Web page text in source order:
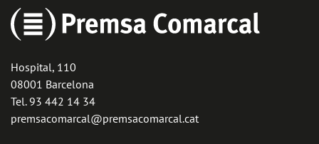
Hospital, 110
08001 Barcelona
Tel. 93 442 14 34
premsacomarcal@premsacomarcal.cat